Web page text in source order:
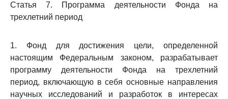
Статья 7. Программа деятельности Фонда на
трехлетний период
1. Фонд для достижения цели, определенной
настоящим Федеральным законом, разрабатывает
программу деятельности Фонда на трехлетний
период, включающую в себя основные направления
научных исследований и разработок в интересах